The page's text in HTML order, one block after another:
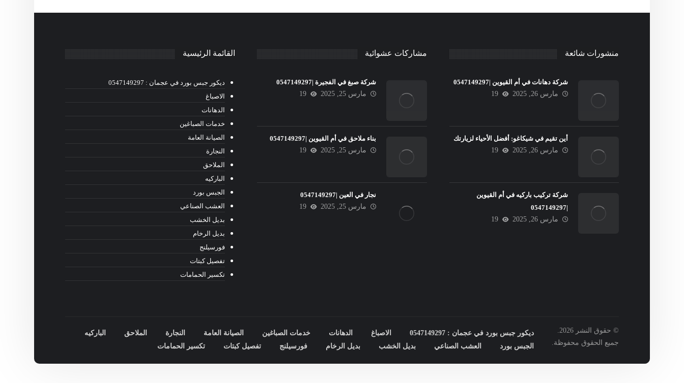
منشورات شائعة
شركة دهانات في أم القيوين |0547149297
مارس 26, 2025
19
أين تقيم في شيكاغو: أفضل الأحياء لزيارتك
مارس 26, 2025
19
شركة تركيب باركيه في أم القيوين
|0547149297
مارس 26, 2025
19
مشاركات عشوائية
شركة صبغ في الفجيرة |0547149297
مارس 25, 2025
19
بناء ملاحق في أم القيوين |0547149297
مارس 25, 2025
19
نجار في العين |0547149297
مارس 25, 2025
19
القائمة الرئيسية
ديكور جبس بورد في عجمان : 0547149297
الاصباغ
الدهانات
خدمات الصباغين
الصيانة العامة
النجارة
الملاحق
الباركيه
الجبس بورد
العشب الصناعي
بديل الخشب
بديل الرخام
فورسيلنج
تفصيل كبتات
تكسير الحمامات
© حقوق النشر 2026.
جميع الحقوق محفوظة.
ديكور جبس بورد في عجمان : 0547149297 الاصباغ الدهانات خدمات الصباغين الصيانة العامة النجارة الملاحق
الباركيه
الجبس بورد
العشب الصناعي بديل الخشب بديل الرخام فورسيلنج تفصيل كبتات تكسير الحمامات